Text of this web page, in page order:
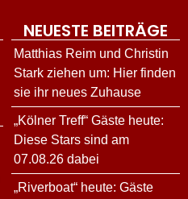
NEUESTE BEITRÄGE
Matthias Reim und Christin
Stark ziehen um: Hier finden
sie ihr neues Zuhause
„Kölner Treff“ Gäste heute:
Diese Stars sind am
07.08.26 dabei
„Riverboat“ heute: Gäste